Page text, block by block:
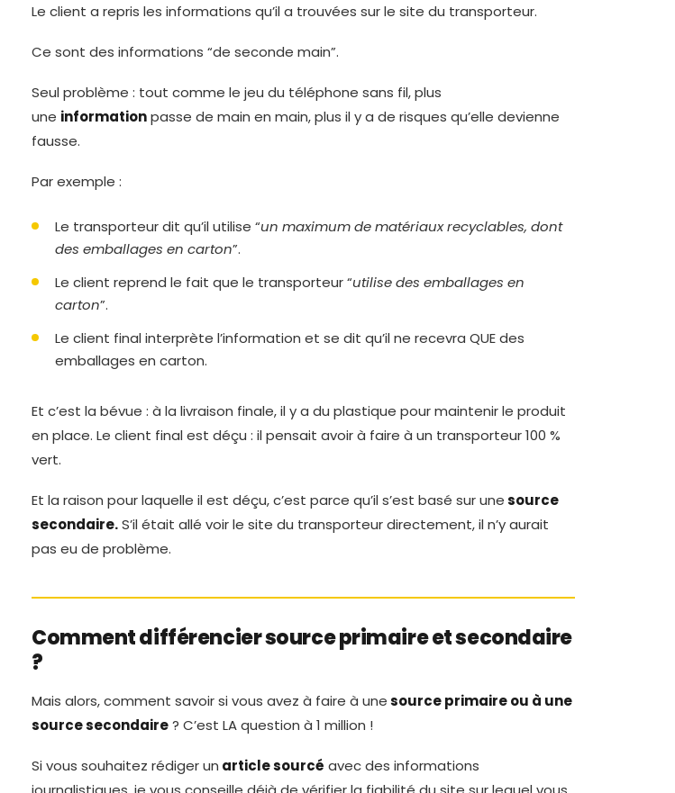
Le client a repris les informations qu’il a trouvées sur le site du transporteur.
Ce sont des informations “de seconde main”.
Seul problème : tout comme le jeu du téléphone sans fil, plus
une informationpasse de main en main, plus il y a de risques qu’elle devienne
fausse.
Par exemple :
Le transporteur dit qu’il utilise “un maximum de matériaux recyclables, dont
des emballages en carton”.
Le client reprend le fait que le transporteur “utilise des emballages en
carton”.
Le client final interprète l’information et se dit qu’il ne recevra QUE des
emballages en carton.
Et c’est la bévue : à la livraison finale, il y a du plastique pour maintenir le produit
en place. Le client final est déçu : il pensait avoir à faire à un transporteur 100 %
vert.
Et la raison pour laquelle il est déçu, c’est parce qu’il s’est basé sur unesource
secondaire.S’il était allé voir le site du transporteur directement, il n’y aurait
pas eu de problème.
Comment différencier source primaire et secondaire
?
Mais alors, comment savoir si vous avez à faire à unesource primaire ou à une
source secondaire? C’est LA question à 1 million !
Si vous souhaitez rédiger un article sourcé avec des informations